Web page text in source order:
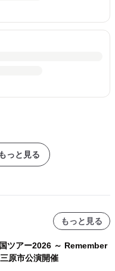
っと見る
もっと見る
ツアー2026 ～ Remember
原市公演開催